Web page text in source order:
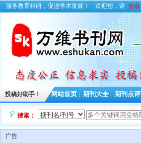
服务教育科研，促进学术发展！ 欢迎您，请 登录
投稿好助手！ 网站首页 期刊大全 期刊点评
搜索：
广告